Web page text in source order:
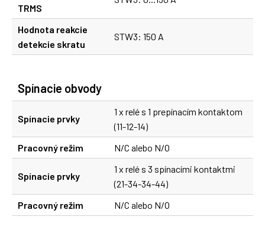
TRMS
Hodnota reakcie
detekcie skratu
STW3: 150 A
Spínacie obvody
Spínacie prvky
1 x relé s 1 prepínacím kontaktom
(11-12-14)
Pracovný režim
N/C alebo N/O
Spínacie prvky
1 x relé s 3 spínacími kontaktmi
(21-34-34-44)
Pracovný režim
N/C alebo N/O